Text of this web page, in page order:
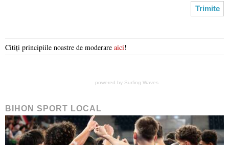
Citiți principiile noastre de moderare aici!
powered by Surfing Waves
BIHON SPORT LOCAL